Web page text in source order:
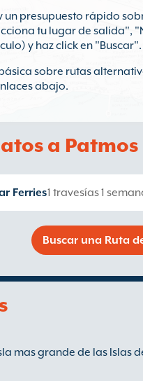
un presupuesto rápido
tu lugar de salida",
y haz click en "Buscar".
sobre rutas
abajo.
a Patmos
Ferries1 travesías 1
Buscar una Ruta
mas grande de las Islas